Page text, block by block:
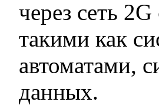
через сеть
такими как
автоматами,
данных.